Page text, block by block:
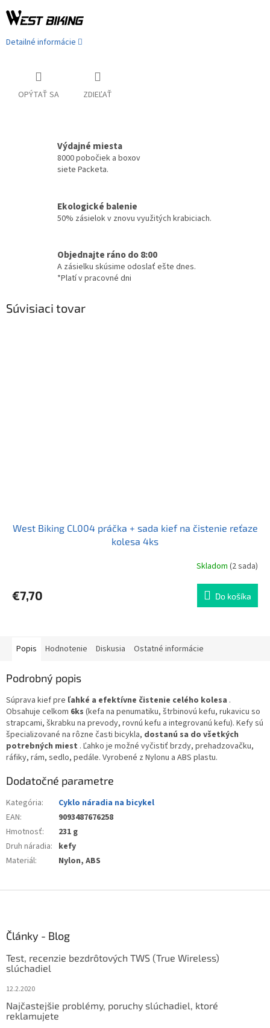
Detailné informácie
OPÝTAŤ SA ZDIEĽAŤ
Výdajné miesta
8000 pobočiek a boxov
siete Packeta.
Ekologické balenie
50% zásielok v znovu využitých krabiciach.
Objednajte ráno do 8:00
A zásielku skúsime odoslať ešte dnes.
*Platí v pracovné dni
Súvisiaci tovar
West Biking CL004 práčka + sada kief na čistenie reťaze
kolesa 4ks
produktu
je
hviezdičiek.
Skladom(2 sada)
€7,70 Do košíka
Popis Hodnotenie Diskusia Ostatné informácie
Podrobný popis
Súprava kief pre ľahké a efektívne čistenie celého kolesa .
Obsahuje celkom 6ks (kefa na penumatiku, štrbinovú kefu, rukavicu so
strapcami, škrabku na prevody, rovnú kefu a integrovanú kefu). Kefy sú
špecializované na rôzne časti bicykla, dostanú sa do všetkých
potrebných miest . Ľahko je možné vyčistiť brzdy, prehadzovačku,
ráfiky, rám, sedlo, pedále. Vyrobené z Nylonu a ABS plastu.
Dodatočné parametre
Kategória:
Cyklo náradia na bicykel
EAN:
9093487676258
Hmotnosť:
231 g
Druh náradia: kefy
Materiál: Nylon, ABS
Články - Blog
Test, recenzie bezdrôtových TWS (True Wireless)
slúchadiel
12.2.2020
Najčastejšie problémy, poruchy slúchadiel, ktoré
reklamujete